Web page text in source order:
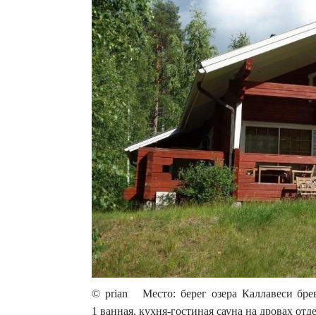
© prian Место: берег озера Каллавеси
1 ванная, кухня-гостиная сауна на дровах